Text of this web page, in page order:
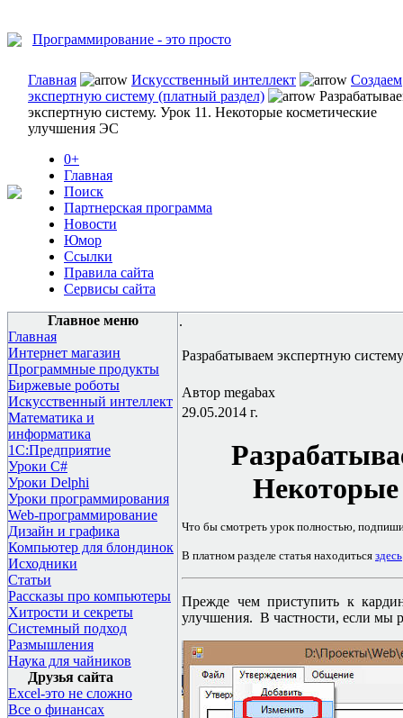
Программирование - это просто
Главная Искусственный интеллект
Создаем
экспертную систему (платный раздел)
экспертную систему. Урок 11. Некоторые косметические
улучшения ЭС
0+
Главная
Поиск
Партнерская программа
Новости
Юмор
Ссылки
Правила сайта
Сервисы сайта
Главное меню
Главная
Интернет магазин
Программные продукты
Биржевые роботы
Искусственный интеллект
Математика и
информатика
1С:Предприятие
Уроки C#
Уроки Delphi
Уроки программирования
Web-программирование
Дизайн и графика
Компьютер для блондинок
Исходники
Статьи
Рассказы про компьютеры
Хитрости и секреты
Системный подход
Размышления
Наука для чайников
Друзья сайта
Excel-это не сложно
Все о финансах
.
Разрабатываем экспертную
Автор megabax
29.05.2014 г.
Что бы смотреть урок полностью,
В платном разделе статья находиться здесь
Прежде чем приступить к
улучшения. В частности, если мы